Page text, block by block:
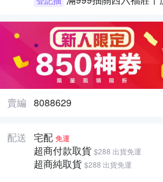
賣編 8088629
配送 宅配 免運
超商付款取貨 $288 出貨免運
超商純取貨 $288 出貨免運